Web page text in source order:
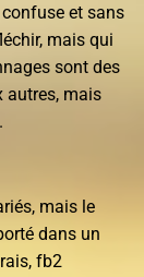
confuse et sans
mais qui
sont des
autres, mais
mais le
dans un
fb2